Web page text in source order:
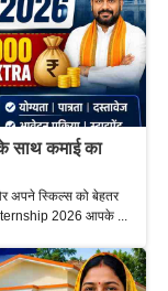
कमाई का
अपने स्किल्स को बेहतर
2026 आपके ...